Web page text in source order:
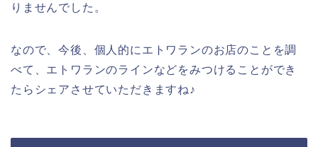
りませんでした。
なので、今後、個人的にエトワランのお店のことを調
べて、エトワランのラインなどをみつけることができ
たらシェアさせていただきますね♪